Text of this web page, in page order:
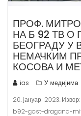
ПРОФ.
НА Б 92 ТВ О
БЕОГРАДУ У
НЕМАЧКИМ
КОСОВА И
ias У медијима
​20. јануар 2023.
b92-gost-dragana-